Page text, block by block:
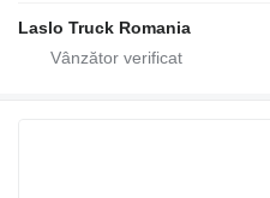
Laslo Truck Romania